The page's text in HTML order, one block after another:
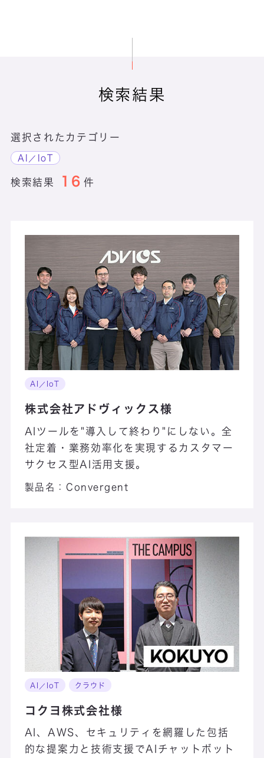
検索結果
選択されたカテゴリー
AI／IoT
検索結果 16 件
AI／IoT
株式会社アドヴィックス様
AIツールを"導入して終わり"にしない。全
社定着・業務効率化を実現するカスタマー
サクセス型AI活用支援。
製品名：Convergent
AI／IoT クラウド
コクヨ株式会社様
AI、AWS、セキュリティを網羅した包括
的な提案力と技術支援でAIチャットボット